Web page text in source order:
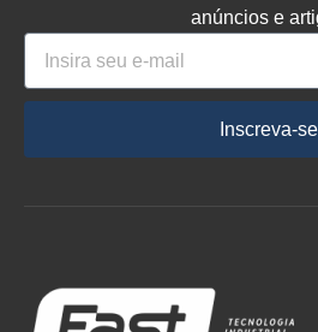
anúncios e
Inscreva-se